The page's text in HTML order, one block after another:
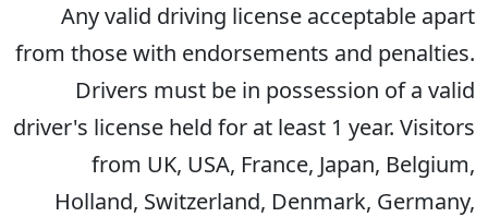
Any valid driving license acceptable apart
from those with endorsements and penalties.
Drivers must be in possession of a valid
driver's license held for at least 1 year. Visitors
from UK, USA, France, Japan, Belgium,
Holland, Switzerland, Denmark, Germany,